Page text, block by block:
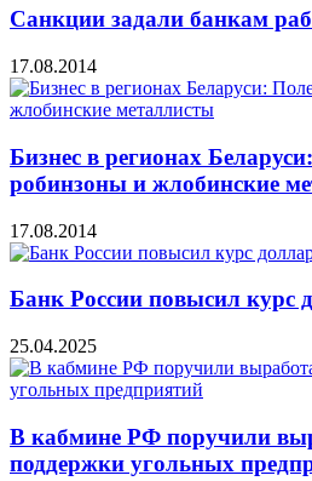
Санкции задали банкам
17.08.2014
Бизнес в регионах
робинзоны и жлобинские
17.08.2014
Банк России повысил курс
25.04.2025
В кабмине РФ поручили
поддержки угольных